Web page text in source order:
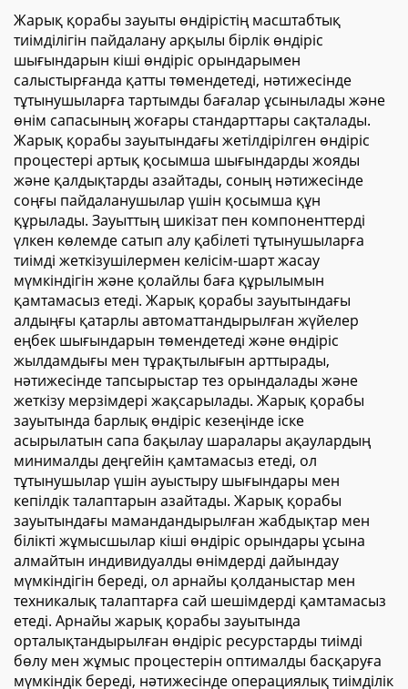
артқы планы Led артқы
жарықтандырылатын
Seg жарық шамы
қорапшасы
Жарық қорабы зауыты өндірістің масштабтық
тиімділігін пайдалану арқылы бірлік өндіріс
шығындарын кіші өндіріс орындарымен
салыстырғанда қатты төмендетеді, нәтижесінде
тұтынушыларға тартымды бағалар ұсынылады және
өнім сапасының жоғары стандарттары сақталады.
Жарық қорабы зауытындағы жетілдірілген өндіріс
процестері артық қосымша шығындарды жояды
және қалдықтарды азайтады, соның нәтижесінде
соңғы пайдаланушылар үшін қосымша құн
құрылады. Зауыттың шикізат пен компоненттерді
үлкен көлемде сатып алу қабілеті тұтынушыларға
тиімді жеткізушілермен келісім-шарт жасау
мүмкіндігін және қолайлы баға құрылымын
қамтамасыз етеді. Жарық қорабы зауытындағы
алдыңғы қатарлы автоматтандырылған жүйелер
еңбек шығындарын төмендетеді және өндіріс
жылдамдығы мен тұрақтылығын арттырады,
нәтижесінде тапсырыстар тез орындалады және
жеткізу мерзімдері жақсарылады. Жарық қорабы
зауытында барлық өндіріс кезеңінде іске
асырылатын сапа бақылау шаралары ақаулардың
минималды деңгейін қамтамасыз етеді, ол
тұтынушылар үшін ауыстыру шығындары мен
кепілдік талаптарын азайтады. Жарық қорабы
зауытындағы мамандандырылған жабдықтар мен
білікті жұмысшылар кіші өндіріс орындары ұсына
алмайтын индивидуалды өнімдерді дайындау
мүмкіндігін береді, ол арнайы қолданыстар мен
техникалық талаптарға сай шешімдерді қамтамасыз
етеді. Арнайы жарық қорабы зауытында
орталықтандырылған өндіріс ресурстарды тиімді
бөлу мен жұмыс процестерін оптималды басқаруға
мүмкіндік береді, нәтижесінде операциялық тиімділік